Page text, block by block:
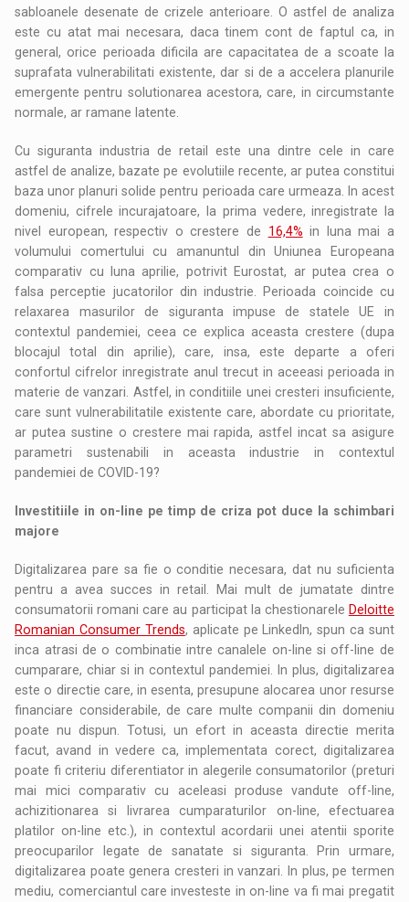
sabloanele desenate de crizele anterioare. O astfel de analiza
este cu atat mai necesara, daca tinem cont de faptul ca, in
general, orice perioada dificila are capacitatea de a scoate la
suprafata vulnerabilitati existente, dar si de a accelera planurile
emergente pentru solutionarea acestora, care, in circumstante
normale, ar ramane latente.
Cu siguranta industria de retail este una dintre cele in care
astfel de analize, bazate pe evolutiile recente, ar putea constitui
baza unor planuri solide pentru perioada care urmeaza. In acest
domeniu, cifrele incurajatoare, la prima vedere, inregistrate la
nivel european, respectiv o crestere de 16,4% in luna mai a
volumului comertului cu amanuntul din Uniunea Europeana
comparativ cu luna aprilie, potrivit Eurostat, ar putea crea o
falsa perceptie jucatorilor din industrie. Perioada coincide cu
relaxarea masurilor de siguranta impuse de statele UE in
contextul pandemiei, ceea ce explica aceasta crestere (dupa
blocajul total din aprilie), care, insa, este departe a oferi
confortul cifrelor inregistrate anul trecut in aceeasi perioada in
materie de vanzari. Astfel, in conditiile unei cresteri insuficiente,
care sunt vulnerabilitatile existente care, abordate cu prioritate,
ar putea sustine o crestere mai rapida, astfel incat sa asigure
parametri sustenabili in aceasta industrie in contextul
pandemiei de COVID-19?
Investitiile in on-line pe timp de criza pot duce la schimbari
majore
Digitalizarea pare sa fie o conditie necesara, dat nu suficienta
pentru a avea succes in retail. Mai mult de jumatate dintre
consumatorii romani care au participat la chestionarele Deloitte
Romanian Consumer Trends, aplicate pe LinkedIn, spun ca sunt
inca atrasi de o combinatie intre canalele on-line si off-line de
cumparare, chiar si in contextul pandemiei. In plus, digitalizarea
este o directie care, in esenta, presupune alocarea unor resurse
financiare considerabile, de care multe companii din domeniu
poate nu dispun. Totusi, un efort in aceasta directie merita
facut, avand in vedere ca, implementata corect, digitalizarea
poate fi criteriu diferentiator in alegerile consumatorilor (preturi
mai mici comparativ cu aceleasi produse vandute off-line,
achizitionarea si livrarea cumparaturilor on-line, efectuarea
platilor on-line etc.), in contextul acordarii unei atentii sporite
preocuparilor legate de sanatate si siguranta. Prin urmare,
digitalizarea poate genera cresteri in vanzari. In plus, pe termen
mediu, comerciantul care investeste in on-line va fi mai pregatit